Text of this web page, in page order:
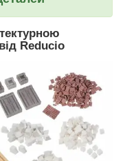
Reducio